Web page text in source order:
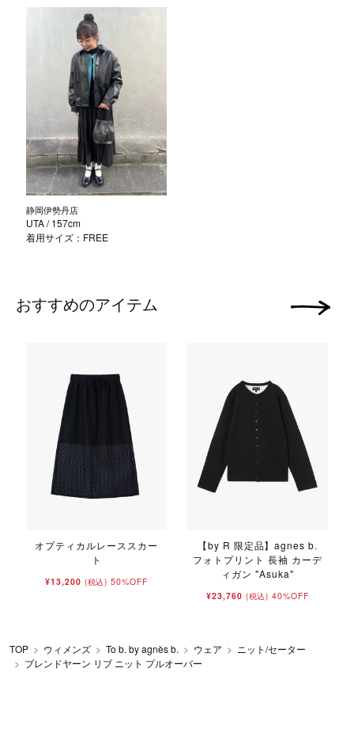
静岡伊勢丹店
UTA/ 157cm
着用サイズ：FREE
おすすめのアイテム
オプティカルレーススカー
ト
¥13,200 (税込) 50%OFF
【by R 限定品】agnes b.
フォトプリント 長袖 カーデ
ィガン "Asuka"
¥23,760 (税込) 40%OFF
次の画像
TOP ウィメンズ To b. by agnès b. ウェア
ニット/セーター
ブレンドヤーン リブ ニット プルオーバー